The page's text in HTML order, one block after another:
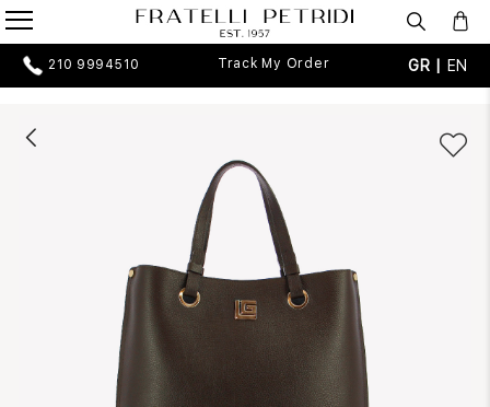
210 9994510 Track My Order GR | EN